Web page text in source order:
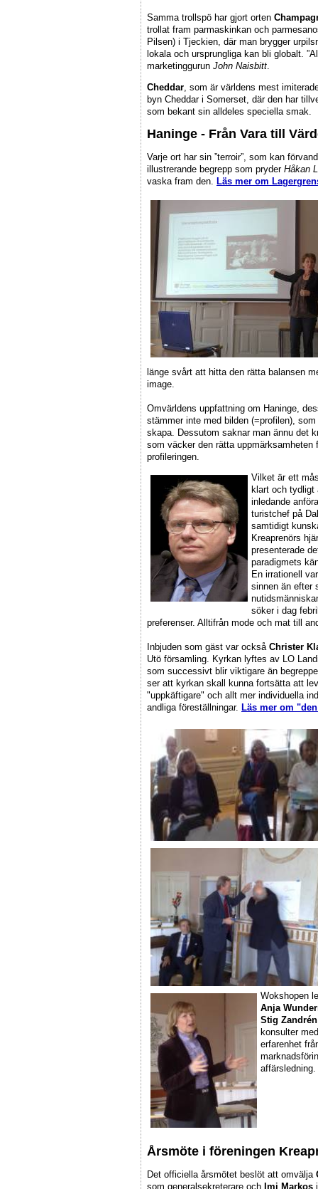
Samma trollspö har gjort orten
trollat fram parmaskinkan och
Pilsen) i Tjeckien, där man brygger
lokala och ursprungliga kan bli globalt.
marketinggurun John Naisbitt.
Cheddar, som är världens mest
byn Cheddar i Somerset, där den har
som bekant sin alldeles speciella smak.
Haninge - Från Vara till
Varje ort har sin ”terroir”, som kan
illustrerande begrepp som pryder Håkan
vaska fram den.
Läs mer om
länge svårt att hitta den rätta balansen
image.
Omvärldens uppfattning om Haninge,
stämmer inte med bilden (=profilen),
skapa. Dessutom saknar man ännu det
som väcker den rätta uppmärksamheten
profileringen.
Vilket är ett
klart och
inledande
turistchef på
samtidigt
Kreaprenörs
presenterade
paradigmets
En irrationell
sinnen än efter
söker i dag
preferenser. Alltifrån mode och mat till
Inbjuden som gäst var också Christer
Utö församling. Kyrkan lyftes av LO
som successivt blir viktigare än
ser att kyrkan skall kunna fortsätta att
"uppkäftigare" och allt mer individuella
andliga föreställningar. Läs mer om
Wokshopen
Anja
Stig Zandrén
konsulter
erfarenhet
affärsledning.
Årsmöte i föreningen
Det officiella årsmötet beslöt att omvälja
som generalsekreterare och Imi Markos